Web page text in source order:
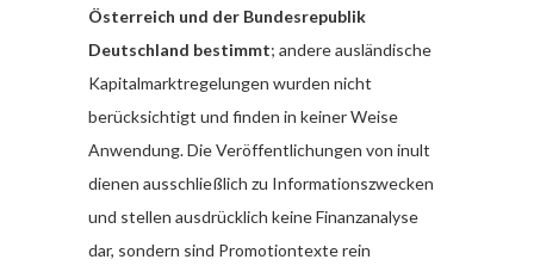
Österreich und der Bundesrepublik
Deutschland bestimmt; andere ausländische
Kapitalmarktregelungen wurden nicht
berücksichtigt und finden in keiner Weise
Anwendung. Die Veröffentlichungen von inult
dienen ausschließlich zu Informationszwecken
und stellen ausdrücklich keine Finanzanalyse
dar, sondern sind Promotiontexte rein